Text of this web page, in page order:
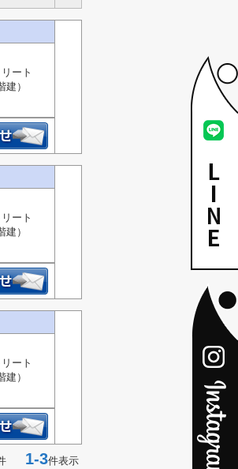
ート
建）
ート
建）
ート
建）
1-3件表示